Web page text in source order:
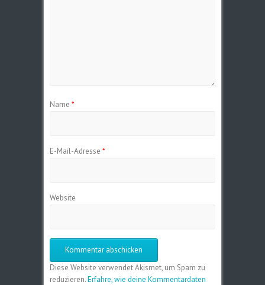
Name *
E-Mail-Adresse *
Website
Diese Website verwendet Akismet, um Spam zu
reduzieren.Erfahre, wie deine Kommentardaten